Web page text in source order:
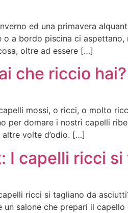
ed una primavera
o a bordo piscina ci
oltre ad essere […]
che riccio
mossi, o ricci, o molto
per domare i nostri capelli
altre volte d’odio. […]
I capelli ricci
ricci si tagliano da
un salone che prepari il